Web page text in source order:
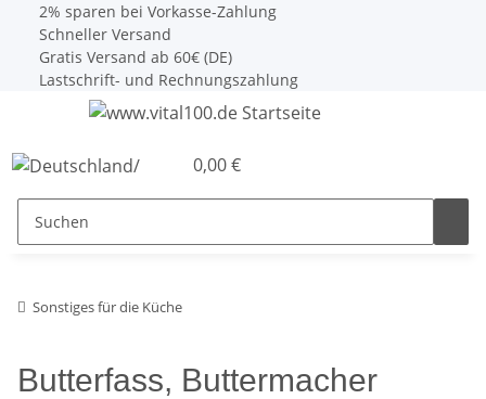
2% sparen bei Vorkasse-Zahlung
Schneller Versand
Gratis Versand ab 60€ (DE)
Lastschrift- und Rechnungszahlung
0,00 €
Sonstiges für die Küche
Butterfass, Buttermacher